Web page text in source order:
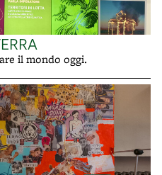
il mondo oggi.